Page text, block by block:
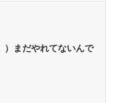
）まだやれてないんで